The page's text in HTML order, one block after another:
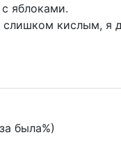
яблоками.
кислым, я
была%)